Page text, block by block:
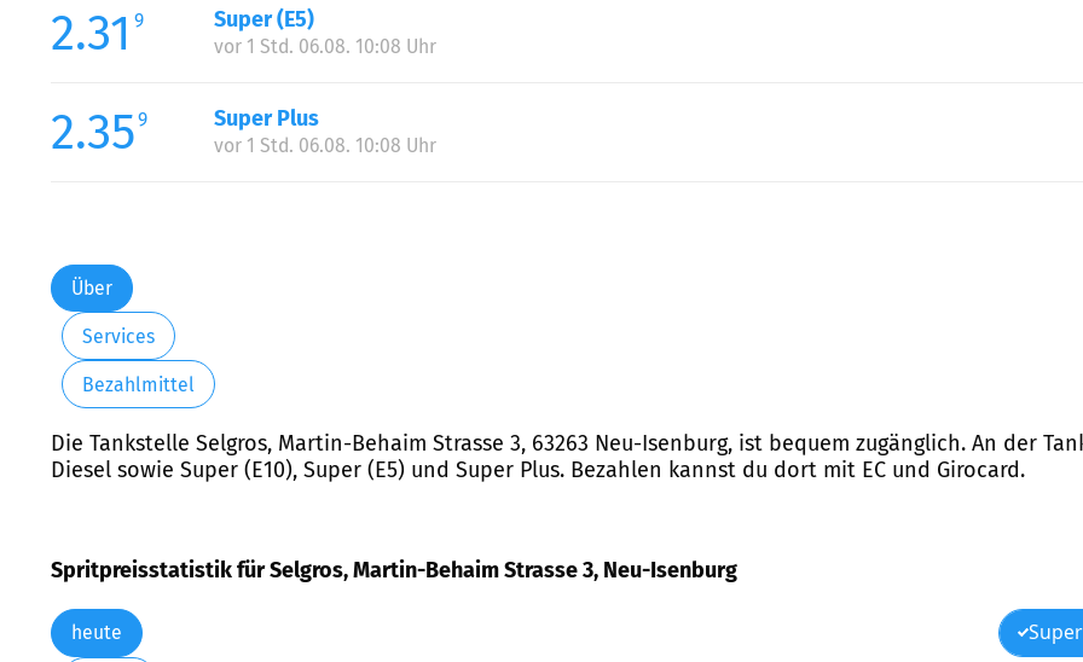
2.31 9 Super (E5)
vor 1 Std. 06.08. 10:08 Uhr
2.359 Super Plus
vor 1 Std. 06.08. 10:08 Uhr
Über
Services
Bezahlmittel
Die Tankstelle Selgros, Martin-Behaim Strasse 3, 63263 Neu-Isenburg, ist bequem zugänglich. An der
Diesel sowie Super (E10), Super (E5) und Super Plus. Bezahlen kannst du dort mit EC und Girocard.
Spritpreisstatistik für Selgros, Martin-Behaim Strasse 3, Neu-Isenburg
heute